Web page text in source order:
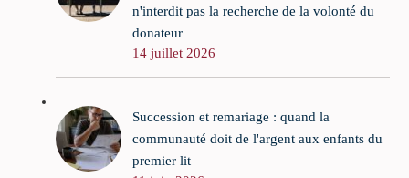
n'interdit pas la recherche de la volonté du
donateur
14 juillet 2026
Succession et remariage : quand la
communauté doit de l'argent aux enfants du
premier lit